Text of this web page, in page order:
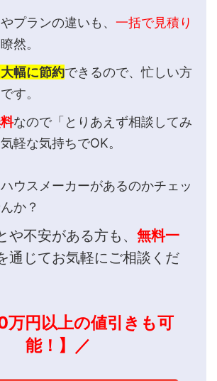
プランの違いも、 一括で見積り
然。
幅に節約できるので、忙しい方
す。
なので「とりあえず相談してみ
軽な気持ちでOK。
ウスメーカーがあるのかチェッ
か？
や不安がある方も、 無料一
通じてお気軽にご相談くだ
万円以上の値引きも可
能！】／